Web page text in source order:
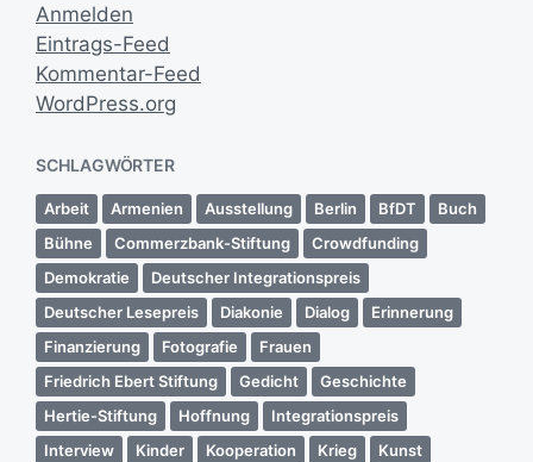
Anmelden
Eintrags-Feed
Kommentar-Feed
WordPress.org
SCHLAGWÖRTER
Arbeit Armenien Ausstellung Berlin BfDT
Buch
Bühne
Commerzbank-Stiftung
Crowdfunding
Demokratie
Deutscher Integrationspreis
Deutscher Lesepreis
Diakonie Dialog
Erinnerung
Finanzierung
Fotografie
Frauen
Friedrich Ebert Stiftung
Gedicht
Geschichte
Hertie-Stiftung
Hoffnung
Integrationspreis
Interview
Kinder Kooperation Krieg
Kunst